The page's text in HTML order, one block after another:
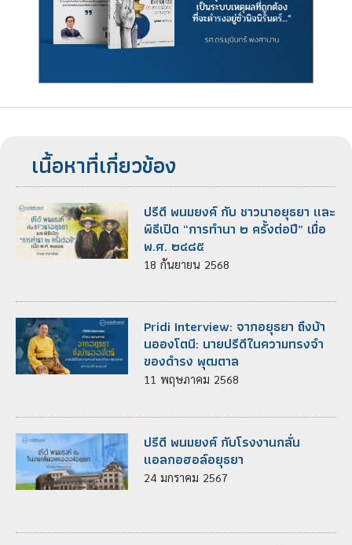
เนื้อหาที่เกี่ยวข้อง
ปรีดี พนมยงค์ กับ ชาวนาอยุธยา และ
พิธีเปิด “การทำนา ๒ ครั้งต่อปี” เมื่อ
พ.ศ. ๒๔๘๕
18 กันยายน 2568
Pridi Interview: จากอยุธยา ถึงบ้า
นอองโตนี: นายปรีดีในความทรงจำ
ของดำรง พุฒตาล
11 พฤษภาคม 2568
ปรีดี พนมยงค์ กับโรงงานกลั่น
แอลกอฮอล์อยุธยา
24 มกราคม 2567